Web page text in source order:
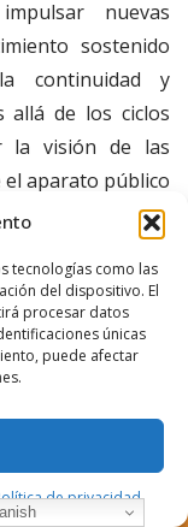
tecnologías como las
del dispositivo. El
procesar datos
únicas
puede afectar
de privacidad
nuevas
sostenido
continuidad y
allá de los ciclos
la visión de las
aparato público
un solo cuerpo.
se construyen
condiciones que
paisajes: